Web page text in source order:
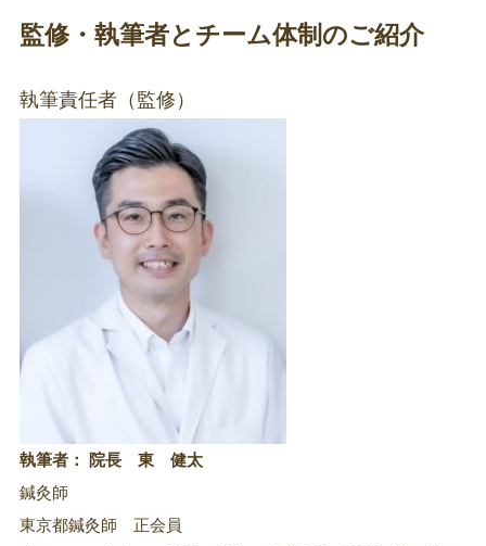
監修・執筆者とチーム体制のご紹介
執筆責任者（監修）
執筆者： 院長 東 健太
鍼灸師
東京都鍼灸師 正会員